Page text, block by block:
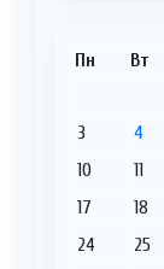
Пн Вт
3
4
10
11
17
18
24
25